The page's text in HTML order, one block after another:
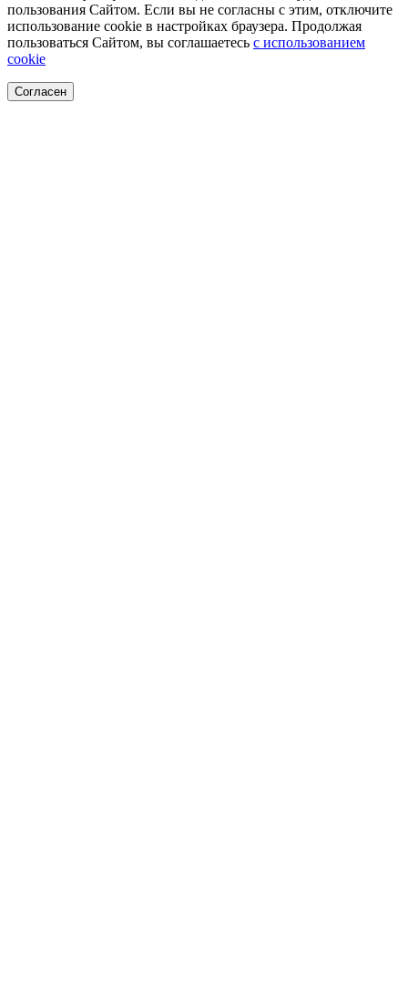
пользования Сайтом. Если вы не согласны с этим, отключите
использование cookie в настройках браузера. Продолжая
пользоваться Сайтом, вы соглашаетесь с использованием
cookie
Согласен